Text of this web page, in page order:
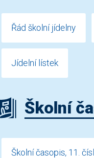
Řád školní jídelny
Jídelní lístek
Školní
Školní časopis, 11.